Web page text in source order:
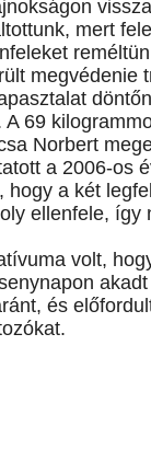
mert
69
Norbert
a 2006-os
hogy a két
ellenfele,
volt,
és